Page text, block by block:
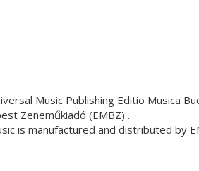
Music Publishing Editio Musica
Zeneműkiadó (EMBZ) .
is manufactured and distributed by